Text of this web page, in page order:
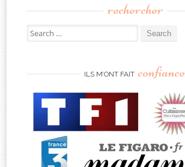
rechercher
Search
for:
ILS M’ONT FAIT confiance